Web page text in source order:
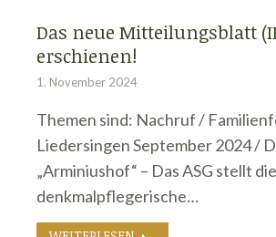
Das neue Mitteilungsblatt
erschienen!
1. November 2024
Themen sind: Nachruf /
Liedersingen September 2024 /
„Arminiushof“ – Das ASG stellt die
denkmalpflegerische…